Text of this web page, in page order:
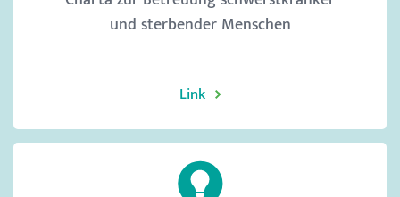
und sterbender Menschen
Link